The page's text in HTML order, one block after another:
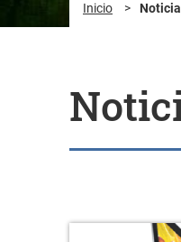
Inicio >